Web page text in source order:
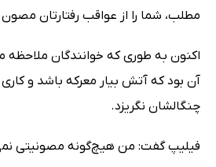
مطلب، شما را از عواقب رفتارتان مصون
اکنون به طوری که خوانندگان ملاحظه
آن بود که آتش بیار معرکه باشد و کاری
چنگالشان نگریزد.
فیلیپ گفت: من هیچ‌گونه مصونیتی